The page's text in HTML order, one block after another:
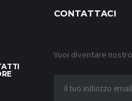
CONTATTACI
Vuoi diventare